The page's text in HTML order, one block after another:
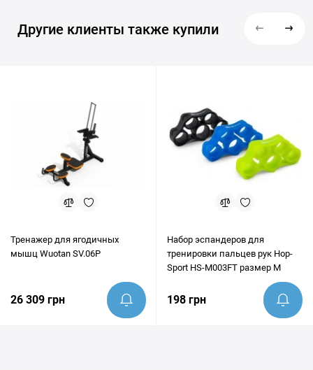
Другие клиенты также купили
Тренажер для ягодичных
мышц Wuotan SV.06P
26 309 грн
Набор эспандеров для
тренировки пальцев рук Hop-
Sport HS-M003FT размер M
198 грн